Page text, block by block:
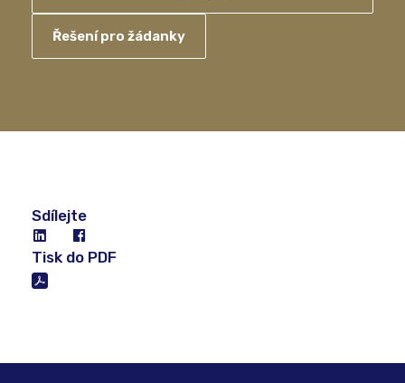
Řešení pro žádanky
Sdílejte
Tisk do PDF